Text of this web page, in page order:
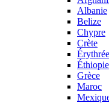
Albanie
Belize
Chypre
Crète
Érythrée
Éthiopie
Grèce
Maroc